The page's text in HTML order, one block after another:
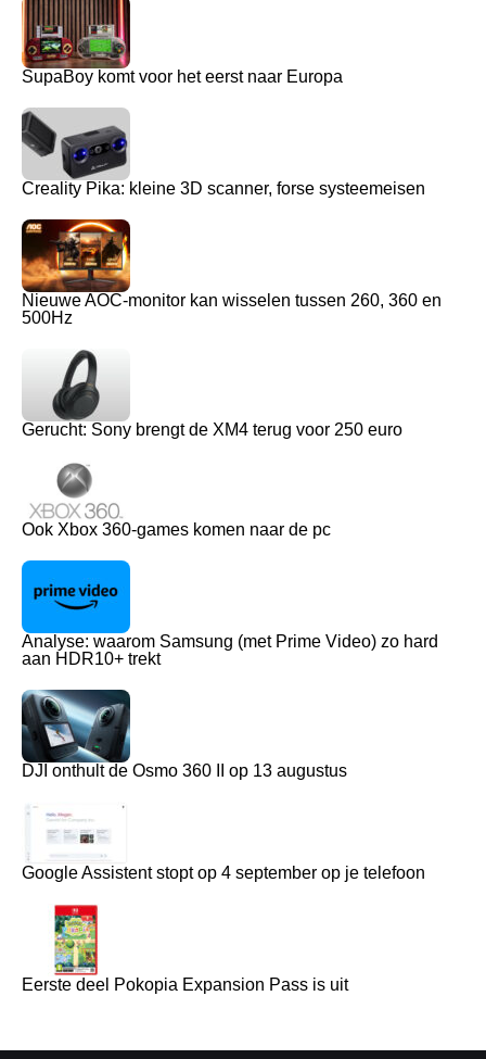
SupaBoy komt voor het eerst naar Europa
Creality Pika: kleine 3D scanner, forse systeemeisen
Nieuwe AOC-monitor kan wisselen tussen 260, 360 en
500Hz
Gerucht: Sony brengt de XM4 terug voor 250 euro
Ook Xbox 360-games komen naar de pc
Analyse: waarom Samsung (met Prime Video) zo hard
aan HDR10+ trekt
DJI onthult de Osmo 360 II op 13 augustus
Google Assistent stopt op 4 september op je telefoon
Eerste deel Pokopia Expansion Pass is uit